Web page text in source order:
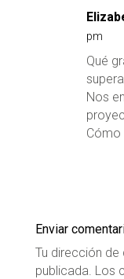
pm
Qué
Nos
Cómo
Enviar
Tu dirección
publicada. Los